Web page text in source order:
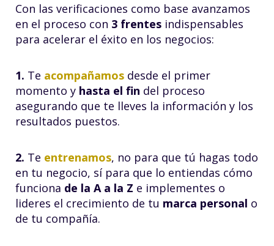
Con las verificaciones como base avanzamos
en el proceso con 3 frentes indispensables
para acelerar el éxito en los negocios:
1. Te acompañamos desde el primer
momento y hasta el fin del proceso
asegurando que te lleves la información y los
resultados puestos.
2. Te entrenamos, no para que tú hagas todo
en tu negocio, sí para que lo entiendas cómo
funciona de la A a la Z e implementes o
lideres el crecimiento de tu marca personal o
de tu compañía.